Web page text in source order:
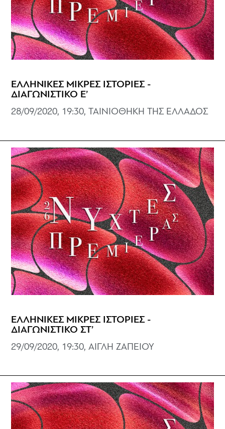
ΕΛΛΗΝΙΚΕΣ ΜΙΚΡΕΣ ΙΣΤΟΡΙΕΣ -
ΔΙΑΓΩΝΙΣΤΙΚΟ Ε’
28/09/2020, 19:30, ΤΑΙΝΙΟΘΗΚΗ ΤΗΣ ΕΛΛΑΔΟΣ
ΕΛΛΗΝΙΚΕΣ ΜΙΚΡΕΣ ΙΣΤΟΡΙΕΣ -
ΔΙΑΓΩΝΙΣΤΙΚΟ ΣΤ’
29/09/2020, 19:30, ΑΙΓΛΗ ΖΑΠΕΙΟΥ